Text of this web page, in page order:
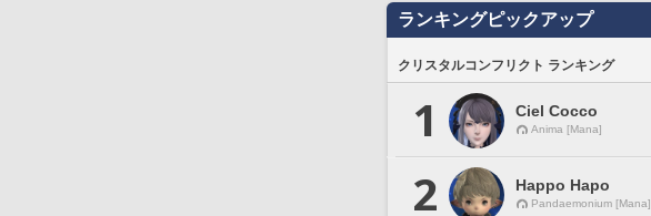
ランキングピックアップ
クリスタルコンフリクト ランキング
1 Ciel Cocco
Anima [Mana]
2 Happo Hapo
Pandaemonium [Mana]